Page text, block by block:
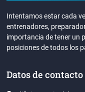
Intentamos estar cada
entrenadores,
importancia de tener un
posiciones de todos los
Datos de contacto